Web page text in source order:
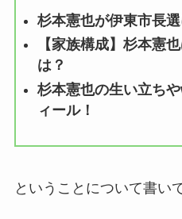
杉本憲也が伊東市長
【家族構成】杉本憲
は？
杉本憲也の生い立ち
ィール！
ということについて書い